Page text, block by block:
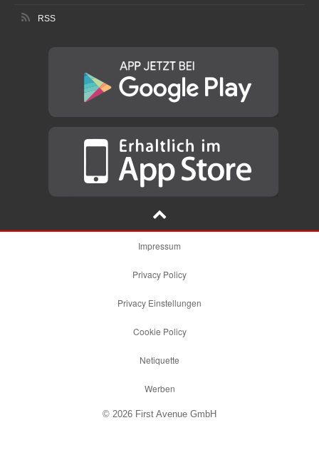
RSS
Impressum
Privacy Policy
Privacy Einstellungen
Cookie Policy
Netiquette
Werben
© 2026 First Avenue GmbH